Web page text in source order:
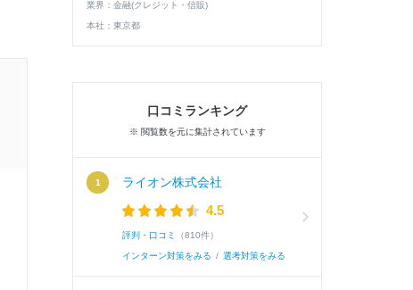
3次面接以降に進んだ学生の就活速報
面接官/学生
雰囲気
業界： 金融(クレジット・信販)
本社： 東京都
口コミランキング
※ 閲覧数を元に集計されています
ライオン株式会社
4.5
評判・口コミ （810件）
インターン対策をみる / 選考対策をみる